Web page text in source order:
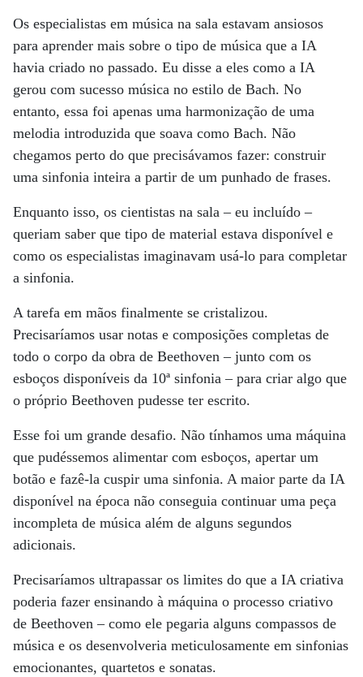
Os especialistas em música na sala estavam ansiosos
para aprender mais sobre o tipo de música que a IA
havia criado no passado. Eu disse a eles como a IA
gerou com sucesso música no estilo de Bach. No
entanto, essa foi apenas uma harmonização de uma
melodia introduzida que soava como Bach. Não
chegamos perto do que precisávamos fazer: construir
uma sinfonia inteira a partir de um punhado de frases.
Enquanto isso, os cientistas na sala – eu incluído –
queriam saber que tipo de material estava disponível e
como os especialistas imaginavam usá-lo para completar
a sinfonia.
A tarefa em mãos finalmente se cristalizou.
Precisaríamos usar notas e composições completas de
todo o corpo da obra de Beethoven – junto com os
esboços disponíveis da 10ª sinfonia – para criar algo que
o próprio Beethoven pudesse ter escrito.
Esse foi um grande desafio. Não tínhamos uma máquina
que pudéssemos alimentar com esboços, apertar um
botão e fazê-la cuspir uma sinfonia. A maior parte da IA ​​
disponível na época não conseguia continuar uma peça
incompleta de música além de alguns segundos
adicionais.
Precisaríamos ultrapassar os limites do que a IA criativa
poderia fazer ensinando à máquina o processo criativo
de Beethoven – como ele pegaria alguns compassos de
música e os desenvolveria meticulosamente em sinfonias
emocionantes, quartetos e sonatas.